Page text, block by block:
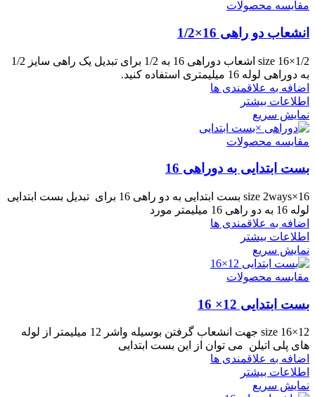
مقایسه محصولات
انشعاب دو راهی 16×1/2
به دوراهی لوله 16 میلیمتری استفاده کنید.
اضافه به علاقمندی ها
اطلاعات بیشتر
نمایش سریع
مقایسه محصولات
بست ابتدایی به دوراهی 16
size 2ways×16 بست ابتدایی به دو راهی 16 برای تبدیل بست ابتدایی
لوله 16 به دو راهی 16 میلیمتر مورد
اضافه به علاقمندی ها
اطلاعات بیشتر
نمایش سریع
مقایسه محصولات
بست ابتدایی 12× 16
size 16×12 جهت انشعاب گرفتن بوسیله واشر 12 میلیمتر از لوله
های پلی اتیلن می توان از این بست ابتدایی
اضافه به علاقمندی ها
اطلاعات بیشتر
نمایش سریع